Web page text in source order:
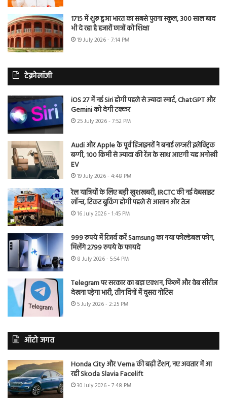
1715 में शुरू हुआ भारत का सबसे पुराना स्कूल, 300 साल बाद
भी दे रहा है हजारों छात्रों को शिक्षा
19 July 2026 - 7:14 PM
टेक्नोलॉजी
iOS 27 में नई Siri होगी पहले से ज्यादा स्मार्ट, ChatGPT और
Gemini को देगी टक्कर
25 July 2026 - 7:52 PM
Audi और Apple के पूर्व डिजाइनरों ने बनाई लग्जरी इलेक्ट्रिक
बग्गी, 100 किमी से ज्यादा की रेंज के साथ आएगी यह अनोखी
EV
19 July 2026 - 4:48 PM
रेल यात्रियों के लिए बड़ी खुशखबरी, IRCTC की नई वेबसाइट
लॉन्च, टिकट बुकिंग होगी पहले से आसान और तेज
16 July 2026 - 1:45 PM
999 रुपये में रिजर्व करें Samsung का नया फोल्डेबल फोन,
मिलेंगे 2799 रुपये के फायदे
8 July 2026 - 5:54 PM
Telegram पर सरकार का बड़ा एक्शन, फिल्में और वेब सीरीज
देखना पड़ेगा भारी, तीन दिनों में दूसरा नोटिस
5 July 2026 - 2:25 PM
ऑटो जगत
Honda City और Verna की बढ़ी टेंशन, नए अवतार में आ
रही Skoda Slavia Facelift
30 July 2026 - 7:48 PM